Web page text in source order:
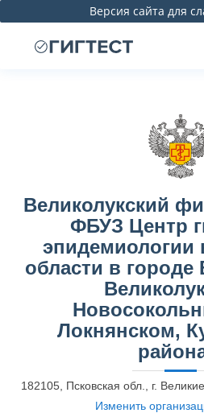
Версия сайта для
Великолукский
ФБУЗ Центр
эпидемиологии
области в городе
Локнянском,
182105, Псковская обл., г.
Изменить